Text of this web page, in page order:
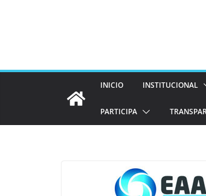
INICIO INSTITUCIONAL
PARTICIPA